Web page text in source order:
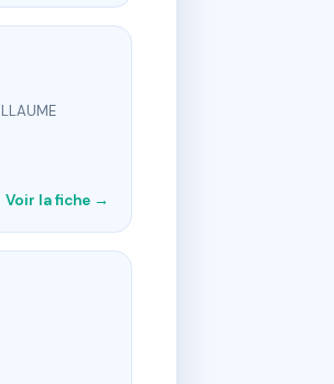
Voir la fiche →